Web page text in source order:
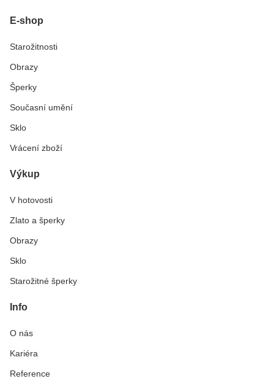
E-shop
Starožitnosti
Obrazy
Šperky
Současní umění
Sklo
Vrácení zboží
Výkup
V hotovosti
Zlato a šperky
Obrazy
Sklo
Starožitné šperky
Info
O nás
Kariéra
Reference